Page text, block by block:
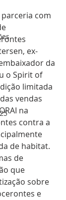
com
ex-
da
o Spirit of
limitada
vendas
na
contra a
de habitat.
de
que
sobre
e